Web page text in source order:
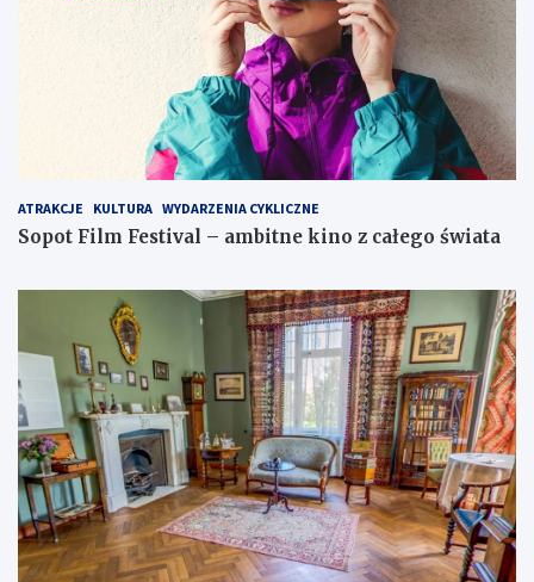
ATRAKCJE KULTURA WYDARZENIA CYKLICZNE
Sopot Film Festival – ambitne kino z całego świata